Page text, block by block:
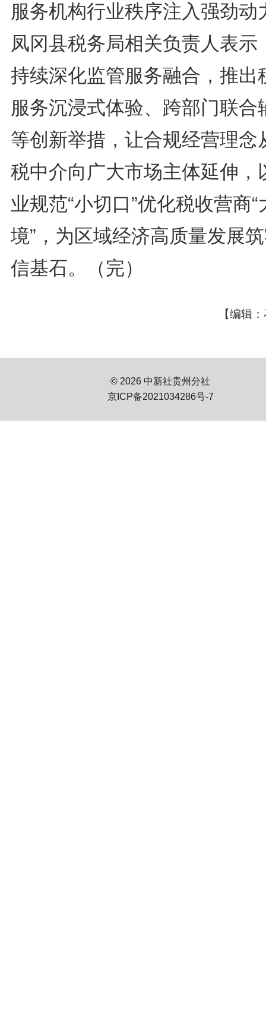
服务机构行业秩序注入强劲动
凤冈县税务局相关负责人表示
持续深化监管服务融合，推出
服务沉浸式体验、跨部门联合
等创新举措，让合规经营理念
税中介向广大市场主体延伸，
业规范“小切口”优化税收营商“
境”，为区域经济高质量发展
信基石。（完）
【编辑
© 2026 中新社贵州分社
京ICP备2021034286号-7